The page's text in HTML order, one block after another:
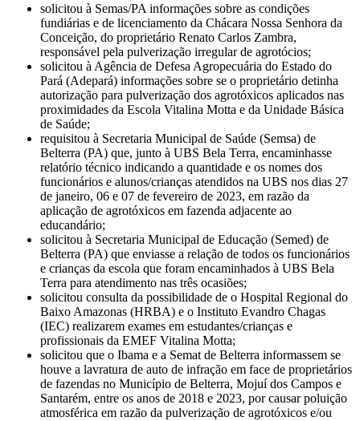
solicitou à Semas/PA informações sobre as condições
fundiárias e de licenciamento da Chácara Nossa Senhora da
Conceição, do proprietário Renato Carlos Zambra,
responsável pela pulverização irregular de agrotócios;
solicitou à Agência de Defesa Agropecuária do Estado do
Pará (Adepará) informações sobre se o proprietário detinha
autorização para pulverização dos agrotóxicos aplicados nas
proximidades da Escola Vitalina Motta e da Unidade Básica
de Saúde;
requisitou à Secretaria Municipal de Saúde (Semsa) de
Belterra (PA) que, junto à UBS Bela Terra, encaminhasse
relatório técnico indicando a quantidade e os nomes dos
funcionários e alunos/crianças atendidos na UBS nos dias 27
de janeiro, 06 e 07 de fevereiro de 2023, em razão da
aplicação de agrotóxicos em fazenda adjacente ao
educandário;
solicitou à Secretaria Municipal de Educação (Semed) de
Belterra (PA) que enviasse a relação de todos os funcionários
e crianças da escola que foram encaminhados à UBS Bela
Terra para atendimento nas três ocasiões;
solicitou consulta da possibilidade de o Hospital Regional do
Baixo Amazonas (HRBA) e o Instituto Evandro Chagas
(IEC) realizarem exames em estudantes/crianças e
profissionais da EMEF Vitalina Motta;
solicitou que o Ibama e a Semat de Belterra informassem se
houve a lavratura de auto de infração em face de proprietários
de fazendas no Município de Belterra, Mojuí dos Campos e
Santarém, entre os anos de 2018 e 2023, por causar poluição
atmosférica em razão da pulverização de agrotóxicos e/ou